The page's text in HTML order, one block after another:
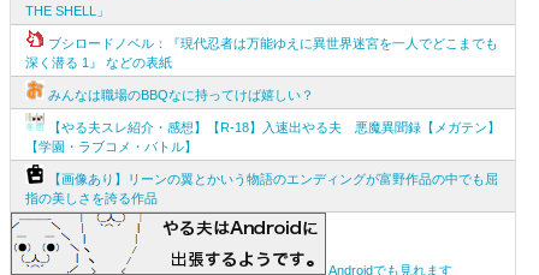
THE SHELL」
ブシロードノベル：『現代忍者は万能ゆえに異世界迷宮を一人でどこまでも
深く潜る 1』 などの表紙
みんなは職場のBBQなに持ってけば嬉しい？
【やる夫スレ紹介・感想】【R-18】入速出やる夫 悪魔異聞録【メガテン】
【学園・ラブコメ・バトル】
【画像あり】リーンの翼とかいう物語のエンディングが富野作品の中でも屈
指の美しさを誇る作品
Androidでも見れます